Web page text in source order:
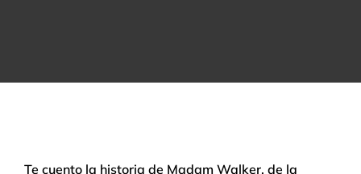
Te cuento la historia de Madam Walker, de la